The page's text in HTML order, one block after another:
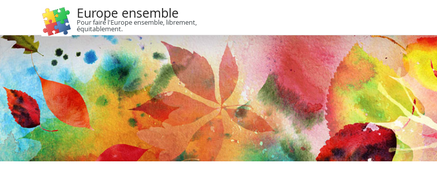
Europe ensemble
Pour faire l'Europe ensemble, librement,
équitablement.